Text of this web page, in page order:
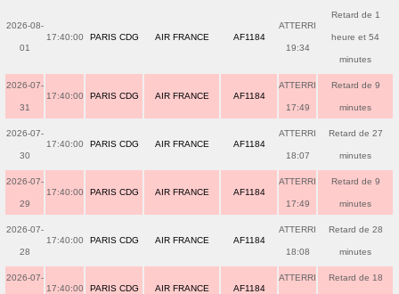
2026-08-
01
17:40:00 PARIS CDG AIR FRANCE AF1184
ATTERRI
19:34
Retard de 1
heure et 54
minutes
2026-07-
31
17:40:00 PARIS CDG AIR FRANCE AF1184
ATTERRI
17:49
Retard de 9
minutes
2026-07-
30
17:40:00 PARIS CDG AIR FRANCE AF1184
ATTERRI
18:07
Retard de 27
minutes
2026-07-
29
17:40:00 PARIS CDG AIR FRANCE AF1184
ATTERRI
17:49
Retard de 9
minutes
2026-07-
28
17:40:00 PARIS CDG AIR FRANCE AF1184
ATTERRI
18:08
Retard de 28
minutes
2026-07-
17:40:00 PARIS CDG AIR FRANCE AF1184
ATTERRI Retard de 18